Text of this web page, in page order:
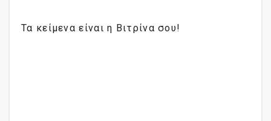
Τα κείμενα είναι η Βιτρίνα σου!